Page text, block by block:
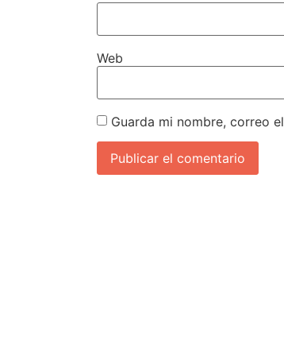
Web
Guarda mi nombre, correo